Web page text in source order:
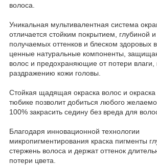
волоса.
Уникальная мультивалентная система
отличается стойким покрытием, глу­биной
получаемых оттенков и блеском здоровых
ценные натуральные компоненты,
волос и предохраняющие от потери
раздражению кожи головы.
Стойкая щадящая окраска волос и
тюбике позволит добиться любого
100% закрасить седину без вреда для
Благодаря инновационной технологии
микропигментирования краска пигменты
стержень волоса и держат оттенок
потери цвета.